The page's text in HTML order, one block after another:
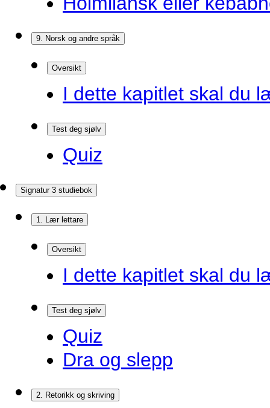
9. Norsk og andre språk
Oversikt
I dette kapitlet skal du
Test deg sjølv
Quiz
Signatur 3 studiebok
1. Lær lettare
Oversikt
I dette kapitlet skal du
Test deg sjølv
Quiz
Dra og slepp
2. Retorikk og skriving